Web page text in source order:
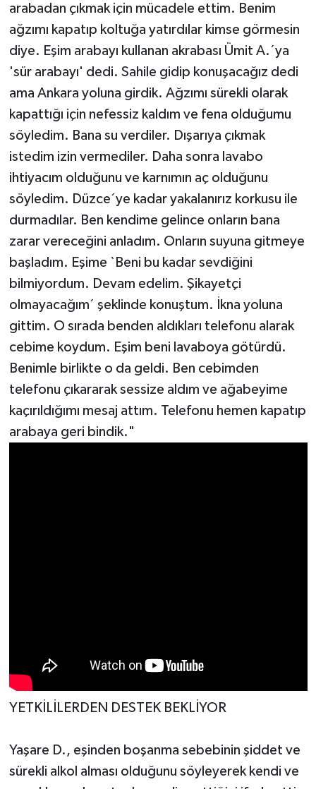
arabadan çıkmak için mücadele ettim. Benim
ağzımı kapatıp koltuğa yatırdılar kimse görmesin
diye. Eşim arabayı kullanan akrabası Ümit A.´ya
'sür arabayı' dedi. Sahile gidip konuşacağız dedi
ama Ankara yoluna girdik. Ağzımı sürekli olarak
kapattığı için nefessiz kaldım ve fena olduğumu
söyledim. Bana su verdiler. Dışarıya çıkmak
istedim izin vermediler. Daha sonra lavabo
ihtiyacım olduğunu ve karnımın aç olduğunu
söyledim. Düzce´ye kadar yakalanırız korkusu ile
durmadılar. Ben kendime gelince onların bana
zarar vereceğini anladım. Onların suyuna gitmeye
başladım. Eşime `Beni bu kadar sevdiğini
bilmiyordum. Devam edelim. Şikayetçi
olmayacağım´ şeklinde konuştum. İkna yoluna
gittim. O sırada benden aldıkları telefonu alarak
cebime koydum. Eşim beni lavaboya götürdü.
Benimle birlikte o da geldi. Ben cebimden
telefonu çıkararak sessize aldım ve ağabeyime
kaçırıldığımı mesaj attım. Telefonu hemen kapatıp
arabaya geri bindik."
YETKİLİLERDEN DESTEK BEKLİYOR
Yaşare D., eşinden boşanma sebebinin şiddet ve
sürekli alkol alması olduğunu söyleyerek kendi ve